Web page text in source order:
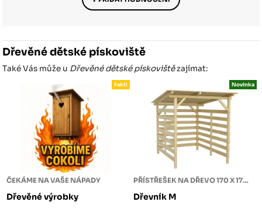
Dřevěné dětské pískoviště
Také Vás může u Dřevěné dětské pískovištězajímat:
ČEKÁME NA VAŠE NÁPADY
Dřevěné výrobky
Fakt!
PŘÍSTŘEŠEK NA DŘEVO 170 X 170 X 180
Dřevník M
Novinka